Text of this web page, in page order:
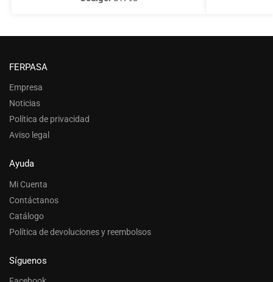
FERPASA
Empresa
Noticias
Política de privacidad
Aviso legal
Ayuda
Mi Cuenta
Contáctanos
Catálogo
Política de devoluciones y reembolsos
Síguenos